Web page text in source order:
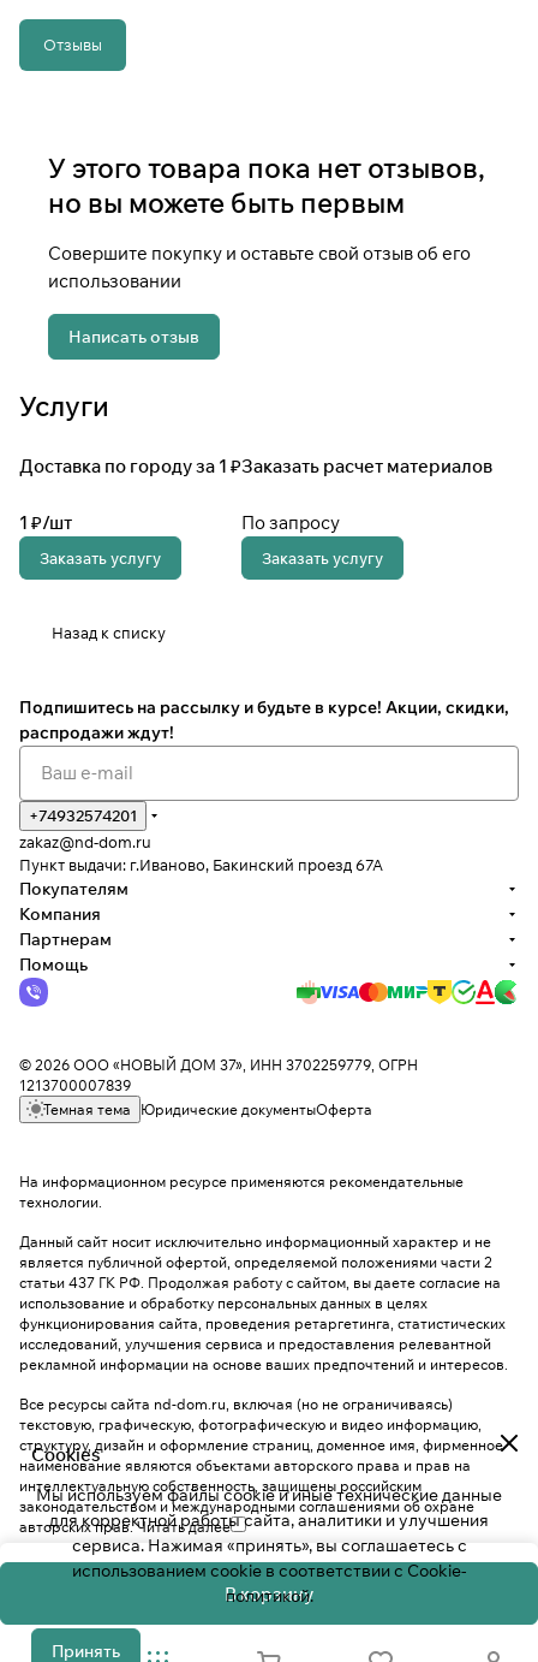
Отзывы
У этого товара пока нет отзывов,
но вы можете быть первым
Совершите покупку и оставьте свой отзыв об его
использовании
Написать отзыв
Услуги
Доставка по городу за 1 ₽
1 ₽/шт
Заказать услугу
Заказать расчет материалов
По запросу
Заказать услугу
Назад к списку
В корзину
Cookies
Мы используем файлы cookie и иные технические данные
для корректной работы сайта, аналитики и улучшения
сервиса. Нажимая «принять», вы соглашаетесь с
использованием cookie в соответствии с Cookie-
политикой.
Принять
Подпишитесь на рассылку и будьте в курсе! Акции, скидки,
распродажи ждут!
+74932574201
zakaz@nd-dom.ru
Пункт выдачи: г.Иваново, Бакинский проезд 67А
Покупателям
Компания
Партнерам
Помощь
© 2026 ООО «НОВЫЙ ДОМ 37», ИНН 3702259779, ОГРН
1213700007839
Темная тема
Юридические документыОферта
На информационном ресурсе применяются рекомендательные
технологии.
Данный сайт носит исключительно информационный характер и не
является публичной офертой, определяемой положениями части 2
статьи 437 ГК РФ. Продолжая работу с сайтом, вы даете согласие на
использование и обработку персональных данных в целях
функционирования сайта, проведения ретаргетинга, статистических
исследований, улучшения сервиса и предоставления релевантной
рекламной информации на основе ваших предпочтений и интересов.
Все ресурсы сайта nd-dom.ru, включая (но не ограничиваясь)
текстовую, графическую, фотографическую и видео информацию,
структуру, дизайн и оформление страниц, доменное имя, фирменное
наименование являются объектами авторского права и прав на
интеллектуальную собственность, защищены российским
законодательством и международными соглашениями об охране
авторских прав.Читать далее